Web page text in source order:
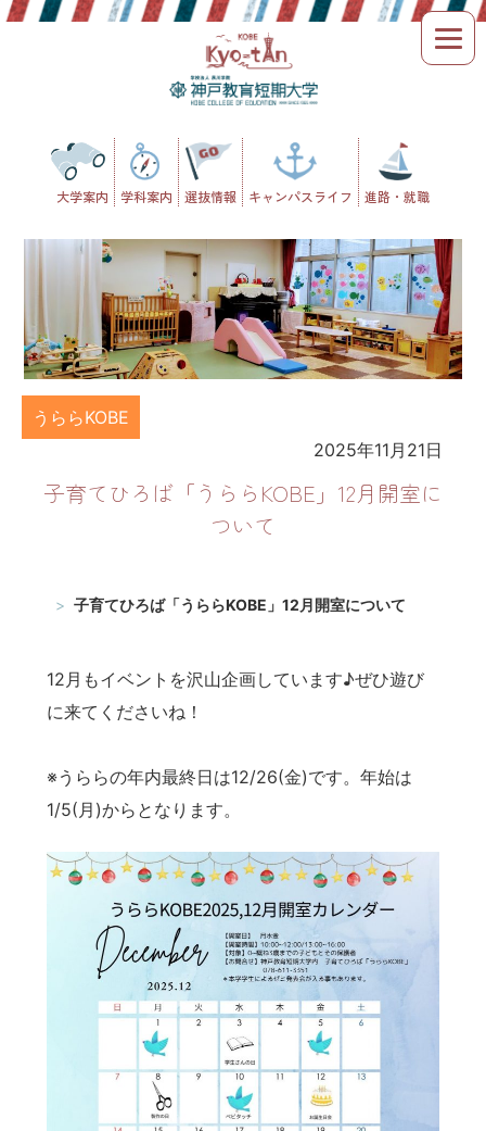
Skip
to
大学案内 学科案内 選抜情報 キャンパスライフ 進路・就職
うららKOBE
2025年11月21日
子育てひろば「うららKOBE」12月開室に
ついて
子育てひろば「うららKOBE」12月開室について
12月もイベントを沢山企画しています♪ぜひ遊び
に来てくださいね！
※うららの年内最終日は12/26(金)です。年始は
1/5(月)からとなります。